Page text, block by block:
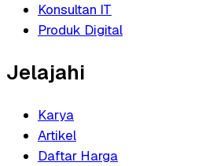
Konsultan IT
Produk Digital
Jelajahi
Karya
Artikel
Daftar Harga